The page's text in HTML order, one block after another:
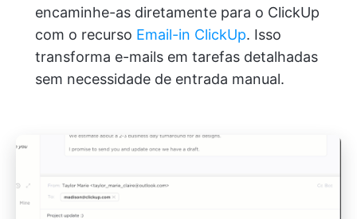
encaminhe-as diretamente para o ClickUp
com o recurso Email-in ClickUp. Isso
transforma e-mails em tarefas detalhadas
sem necessidade de entrada manual.